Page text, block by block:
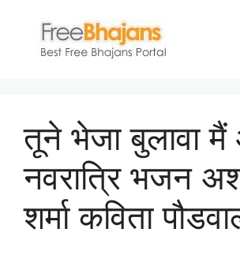
content
तूने भेजा बुलावा
नवरात्रि भजन
शर्मा कविता